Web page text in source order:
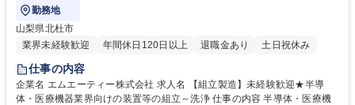
勤務地
山梨県北杜市
業界未経験歓迎
年間休日120日以上 退職金あり 土日祝休み
仕事の内容
企業名 エムエーティー株式会社 求人名 【組立製造】未経験歓迎★半導
体・医療機器業界向けの装置等の組立～洗浄 仕事の内容 半導体・医療機